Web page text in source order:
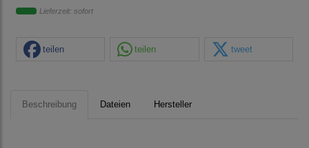
Lieferzeit: sofort
teilen teilen tweet
Beschreibung Dateien Hersteller